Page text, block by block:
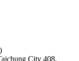
City 408,